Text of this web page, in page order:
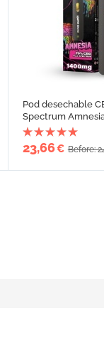
Pod desechable
Spectrum
23,66€ Before: